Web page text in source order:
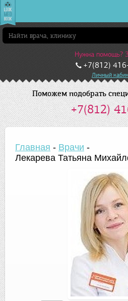
Врачи
Клиники
Заболевания
Лекарства
Акции
Нужна помощь?
+7(812)
Личный
Поможем подобрать
+7(812)
Главная - Врачи -
Лекарева Татьяна